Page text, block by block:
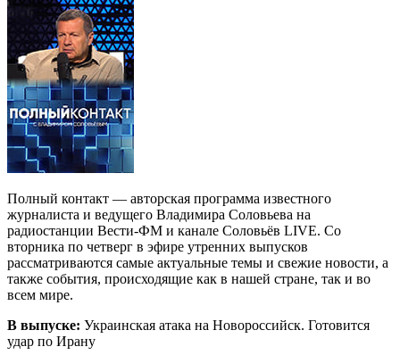
Полный контакт — авторская программа известного
журналиста и ведущего Владимира Соловьева на
радиостанции Вести-ФМ и канале Соловьёв LIVE. Со
вторника по четверг в эфире утренних выпусков
рассматриваются самые актуальные темы и свежие новости, а
также события, происходящие как в нашей стране, так и во
всем мире.
В выпуске: Украинская атака на Новороссийск. Готовится
удар по Ирану